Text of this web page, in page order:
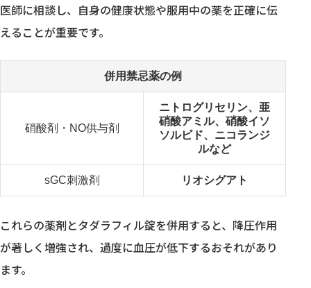
医師に相談し、自身の健康状態や服用中の薬を正確に伝
えることが重要です。
併用禁忌薬の例
硝酸剤・NO供与剤
ニトログリセリン、亜
硝酸アミル、硝酸イソ
ソルビド、ニコランジ
ルなど
sGC刺激剤 リオシグアト
これらの薬剤とタダラフィル錠を併用すると、降圧作用
が著しく増強され、過度に血圧が低下するおそれがあり
ます。